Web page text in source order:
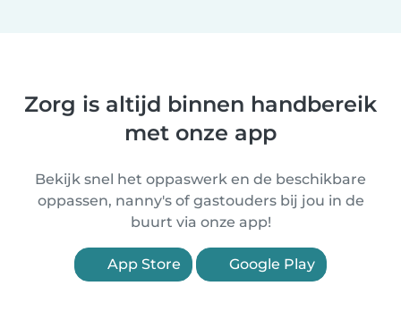
Zorg is altijd binnen handbereik
met onze app
Bekijk snel het oppaswerk en de beschikbare
oppassen, nanny's of gastouders bij jou in de
buurt via onze app!
App Store Google Play